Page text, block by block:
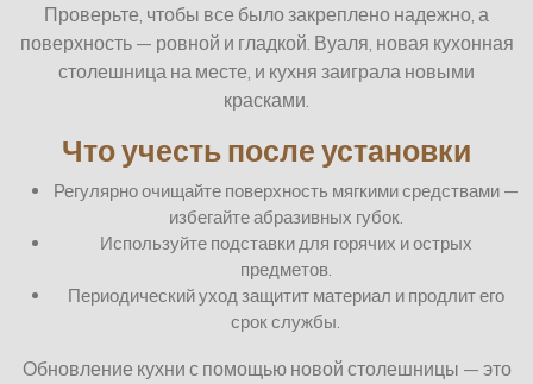
Проверьте, чтобы все было закреплено надежно, а
поверхность — ровной и гладкой. Вуаля, новая кухонная
столешница на месте, и кухня заиграла новыми
красками.
Что учесть после установки
Регулярно очищайте поверхность мягкими средствами —
избегайте абразивных губок.
Используйте подставки для горячих и острых
предметов.
Периодический уход защитит материал и продлит его
срок службы.
Обновление кухни с помощью новой столешницы — это